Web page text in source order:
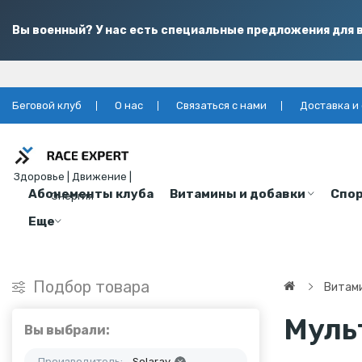
Вы военный? У нас есть специальные предложения для
Беговой клуб О нас Связаться с нами Доставка и
Здоровье | Движение |
Энергия
Абонементы клуба Витамины и добавки
Еще
Подбор товара
Вы выбрали: